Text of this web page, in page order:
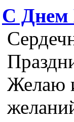
С Днем
Желаю